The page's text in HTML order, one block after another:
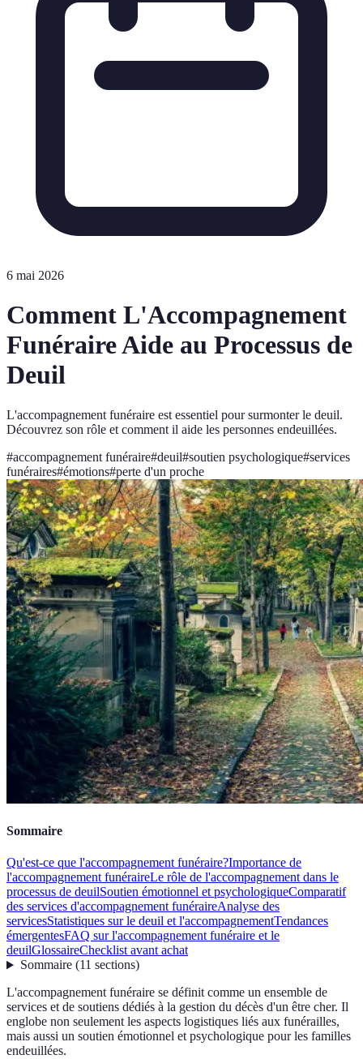
6 mai 2026
Comment L'Accompagnement
Funéraire Aide au Processus de
Deuil
L'accompagnement funéraire est essentiel pour surmonter le deuil.
Découvrez son rôle et comment il aide les personnes endeuillées.
#accompagnement funéraire#deuil#soutien psychologique#services
funéraires#émotions#perte d'un proche
Sommaire
Qu'est-ce que l'accompagnement funéraire?Importance de
l'accompagnement funéraireLe rôle de l'accompagnement dans le
processus de deuilSoutien émotionnel et psychologiqueComparatif
des services d'accompagnement funéraireAnalyse des
servicesStatistiques sur le deuil et l'accompagnementTendances
émergentesFAQ sur l'accompagnement funéraire et le
deuilGlossaireChecklist avant achat
Sommaire(11 sections)
L'accompagnement funéraire se définit comme un ensemble de
services et de soutiens dédiés à la gestion du décès d'un être cher. Il
englobe non seulement les aspects logistiques liés aux funérailles,
mais aussi un soutien émotionnel et psychologique pour les familles
endeuillées.